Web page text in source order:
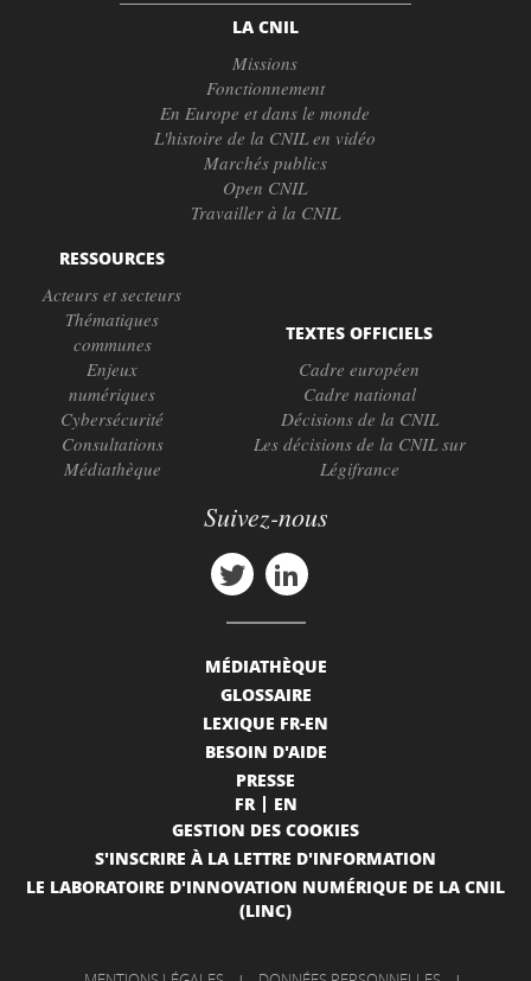
LA CNIL
Missions
Fonctionnement
En Europe et dans le monde
L'histoire de la CNIL en vidéo
Marchés publics
Open CNIL
Travailler à la CNIL
RESSOURCES
Acteurs et secteurs
Thématiques
communes
Enjeux
numériques
Cybersécurité
Consultations
Médiathèque
TEXTES OFFICIELS
Cadre européen
Cadre national
Décisions de la CNIL
Les décisions de la CNIL sur
Légifrance
Suivez-nous
MÉDIATHÈQUE
GLOSSAIRE
LEXIQUE FR-EN
BESOIN D'AIDE
PRESSE
FR
EN
GESTION DES COOKIES
S'INSCRIRE À LA LETTRE D'INFORMATION
LE LABORATOIRE D'INNOVATION NUMÉRIQUE DE LA CNIL
(LINC)